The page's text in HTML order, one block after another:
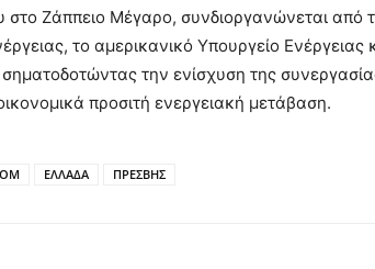
στο Ζάππειο Μέγαρο, συνδιοργανώνεται από
το αμερικανικό Υπουργείο
την ενίσχυση της
προσιτή ενεργειακή μετάβαση.
ΕΛΛΑΔΑ ΠΡΕΣΒΗΣ